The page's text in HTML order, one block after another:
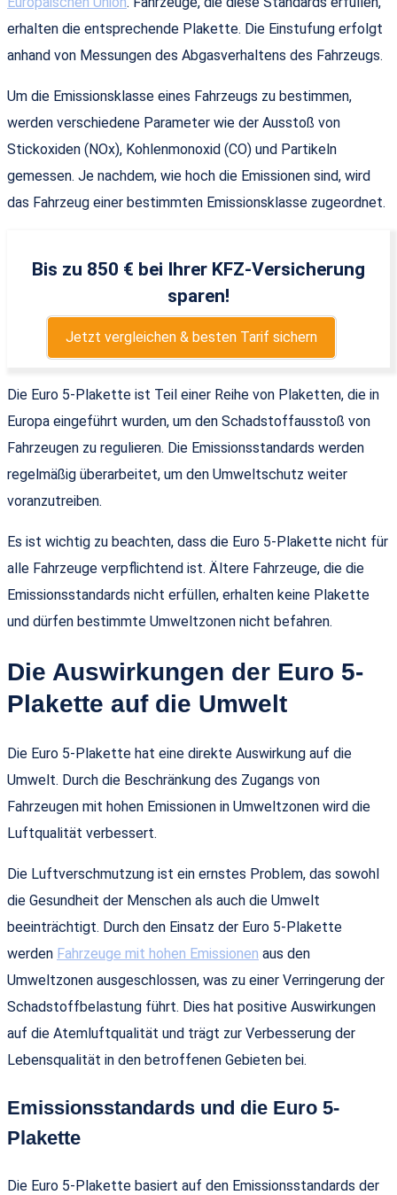
erhalten die entsprechende Plakette. Die Einstufung erfolgt
anhand von Messungen des Abgasverhaltens des Fahrzeugs.
Um die Emissionsklasse eines Fahrzeugs zu bestimmen,
werden verschiedene Parameter wie der Ausstoß von
Stickoxiden (NOx), Kohlenmonoxid (CO) und Partikeln
gemessen. Je nachdem, wie hoch die Emissionen sind, wird
das Fahrzeug einer bestimmten Emissionsklasse zugeordnet.
Bis zu 850 € bei Ihrer KFZ-Versicherung
sparen!
Jetzt vergleichen & besten Tarif sichern
Die Euro 5-Plakette ist Teil einer Reihe von Plaketten, die in
Europa eingeführt wurden, um den Schadstoffausstoß von
Fahrzeugen zu regulieren. Die Emissionsstandards werden
regelmäßig überarbeitet, um den Umweltschutz weiter
voranzutreiben.
Es ist wichtig zu beachten, dass die Euro 5-Plakette nicht für
alle Fahrzeuge verpflichtend ist. Ältere Fahrzeuge, die die
Emissionsstandards nicht erfüllen, erhalten keine Plakette
und dürfen bestimmte Umweltzonen nicht befahren.
Die Auswirkungen der Euro 5-
Plakette auf die Umwelt
Die Euro 5-Plakette hat eine direkte Auswirkung auf die
Umwelt. Durch die Beschränkung des Zugangs von
Fahrzeugen mit hohen Emissionen in Umweltzonen wird die
Luftqualität verbessert.
Die Luftverschmutzung ist ein ernstes Problem, das sowohl
die Gesundheit der Menschen als auch die Umwelt
beeinträchtigt. Durch den Einsatz der Euro 5-Plakette
werden Fahrzeuge mit hohen Emissionen aus den
Umweltzonen ausgeschlossen, was zu einer Verringerung der
Schadstoffbelastung führt. Dies hat positive Auswirkungen
auf die Atemluftqualität und trägt zur Verbesserung der
Lebensqualität in den betroffenen Gebieten bei.
Emissionsstandards und die Euro 5-
Plakette
Die Euro 5-Plakette basiert auf den Emissionsstandards der